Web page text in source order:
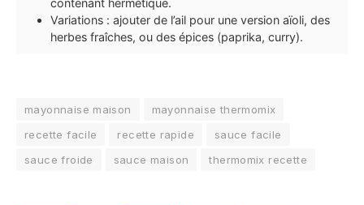
contenant hermétique.
Variations : ajouter de l’ail pour une version aïoli, des
herbes fraîches, ou des épices (paprika, curry).
mayonnaise maison
mayonnaise thermomix
recette facile
recette rapide
sauce facile
sauce froide
sauce maison thermomix recette